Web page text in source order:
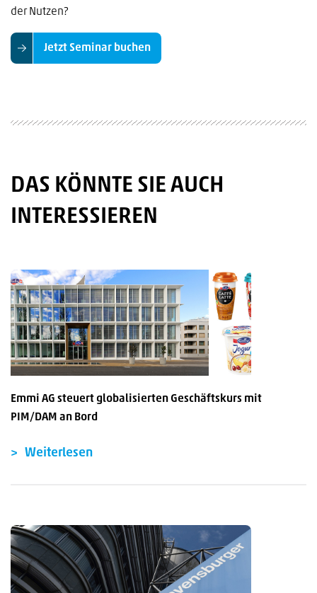
der Nutzen?
Jetzt Seminar buchen
DAS KÖNNTE SIE AUCH
INTERESSIEREN
Emmi AG steuert globalisierten Geschäftskurs mit
PIM/DAM an Bord
Weiterlesen